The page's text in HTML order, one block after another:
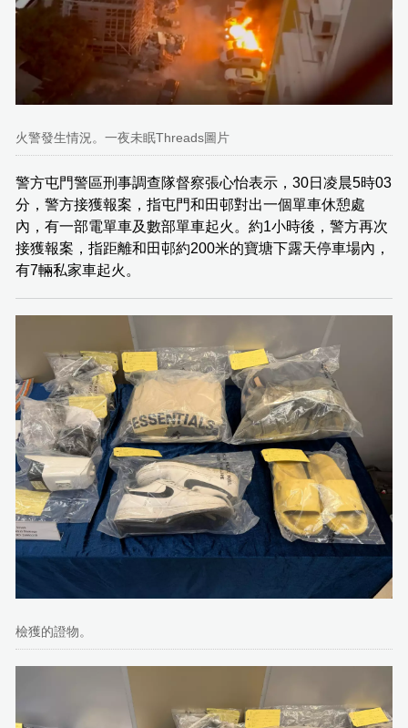
火警發生情況。一夜未眠Threads圖片
警方屯門警區刑事調查隊督察張心怡表示，30日凌晨5時03
分，警方接獲報案，指屯門和田邨對出一個單車休憩處
內，有一部電單車及數部單車起火。約1小時後，警方再次
接獲報案，指距離和田邨約200米的寶塘下露天停車場內，
有7輛私家車起火。
檢獲的證物。